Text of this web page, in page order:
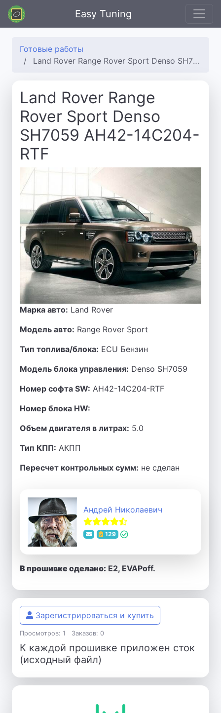
Easy Tuning
Готовые работы
Land Rover Range Rover Sport Denso SH7059 AH42-14C204-RTF
Land Rover Range
Rover Sport Denso
SH7059 AH42-14C204-
RTF
Марка авто: Land Rover
Модель авто: Range Rover Sport
Тип топлива/блока: ECU Бензин
Модель блока управления: Denso SH7059
Номер софта SW: AH42-14C204-RTF
Номер блока HW:
Объем двигателя в литрах: 5.0
Тип КПП: АКПП
Пересчет контрольных сумм: не сделан
Андрей Николаевич
129
В прошивке сделано: Е2, EVAPoff.
Зарегистрироваться и купить
Просмотров: 1 Заказов: 0
К каждой прошивке приложен сток
(исходный файл)